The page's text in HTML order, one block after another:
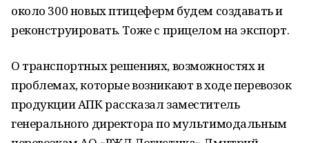
около 300 новых птицеферм будем создавать и
реконструировать. Тоже с прицелом на экспорт.
О транспортных решениях, возможностях и
проблемах, которые возникают в ходе перевозок
продукции АПК рассказал заместитель
генерального директора по мультимодальным